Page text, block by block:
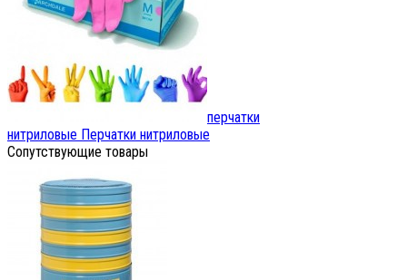
перчатки
нитриловые Перчатки нитриловые
Сопутствующие товары